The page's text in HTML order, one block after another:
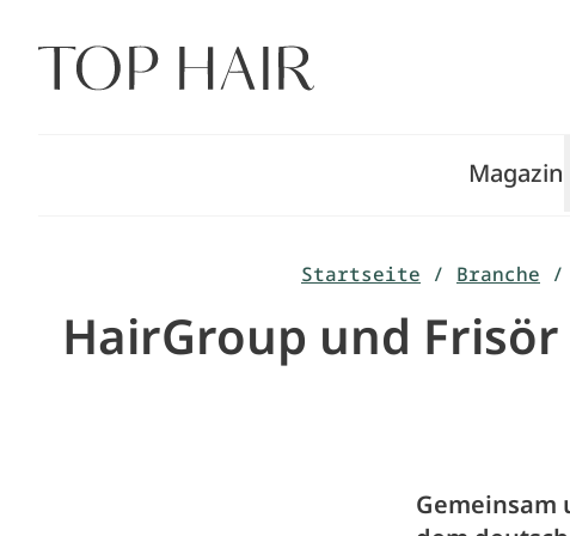
Inhalt
springen
Magazin
Startseite / Branche /
HairGroup und
Gemeinsam